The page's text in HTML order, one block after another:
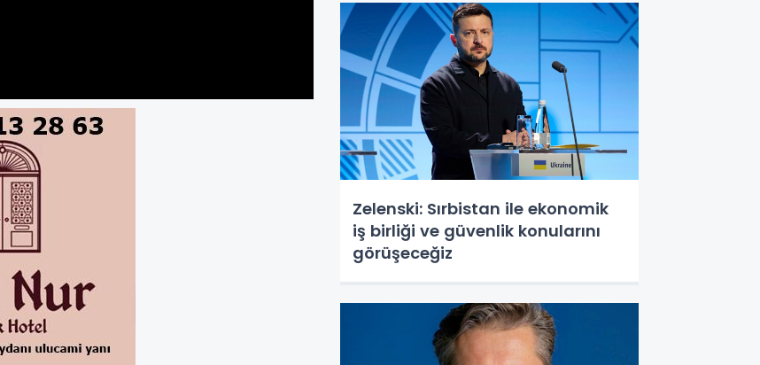
Zelenski: Sırbistan ile ekonomik
iş birliği ve güvenlik konularını
görüşeceğiz